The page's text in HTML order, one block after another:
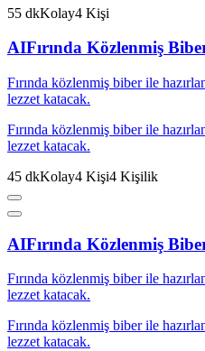
55 dkKolay4 Kişi
AIFırında Közlenmiş
Fırında közlenmiş biber ile
lezzet katacak.
Fırında közlenmiş biber ile
lezzet katacak.
45 dkKolay4 Kişi4 Kişilik
AIFırında Közlenmiş
Fırında közlenmiş biber ile
lezzet katacak.
Fırında közlenmiş biber ile
lezzet katacak.